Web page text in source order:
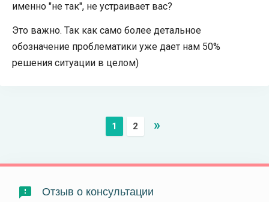
именно "не так", не устраивает вас?
Это важно. Так как само более детальное
обозначение проблематики уже дает нам 50%
решения ситуации в целом)
1 2 »
Отзыв о консультации